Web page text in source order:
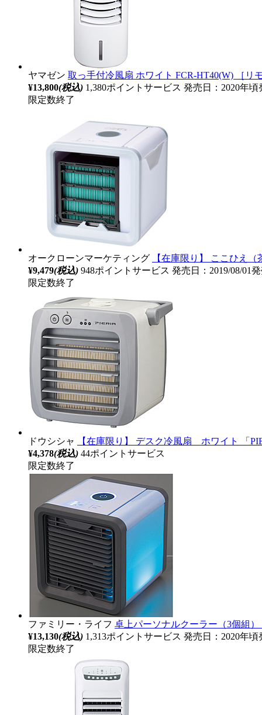
ヤマゼン 取っ手付冷風扇 ホワイト FCR-HT40(W) ［リ
¥13,800(税込) 1,380ポイントサービス 発売日：2020年頃
限定数終了
オークローンマーケティング
【在庫限り】 ここひえ（
¥9,479(税込) 948ポイントサービス 発売日：2019/08/01
限定数終了
ドウシシャ
【在庫限り】 デスク冷風扇 ホワイト 「
¥4,378(税込) 44ポイントサービス
限定数終了
ファミリー・ライフ 卓上パーソナルクーラー（3個組）
¥13,130(税込) 1,313ポイントサービス 発売日：2020年頃
限定数終了